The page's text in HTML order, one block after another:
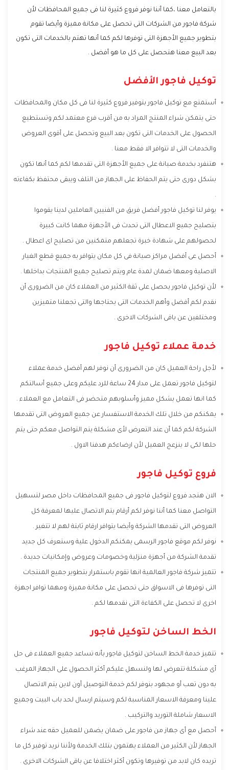
بالتعامل معنا ،كما أننا نوفر فروع كثيرة لنا فى جميع المحافظات لأن
شركة فاجور من الشركات التى تحصل على مكانة مميزة وأيضا تقوم
بتطوير جميع الأجهزة التى توفرها لكم كما أنها تهتم بالخدمات التى تكون
بعد البيع معنا هتحصل على كل ما هو أفضل .
توكيل فاجور الأفضل
أستمتع مع توكيل فاجور بتوفير فروع كثيرة لنا فى كل مكان والمحافظات
حتى يتمكن شراء المنتج المراد به من أقرب فرع معتمد لكم وتستطيع
الحصول على الخدمات التى تكون بعد البيع وتحصل على أقوى العروض
والخدمات التى لا تتوافر الا فقط معنا .
هتنفرد بخدمة صيانة على جميع الأجهزة التى تقدمها لكم كما أنها تكون
بشكل دورى حتى يتم الحفاظ على الجهاز من التلف ويبقى محتفظ بكفاءته
.
يوفر لنا توكيل فاجور أفضل فريق من الفنيين العاملين لدينا يقوموا
بتصليح جميع الاعطال التى تحدث فى الأجهزة مهما كانت كبيرة
لحصولهم على شهادة خبرة تجعلهم متمكنين من تصليح اى اعطال .
أحصل عى أفضل مراكز صيانة فى كل مكان يتوافر به جميع قطع الغيار
الاصلية ومعها ضمان لمدة عام ويتم تصليح جميع المنتجات بداخلها .
لأن توكيل فاجور يحصل على ثقة الكثير من العملاء كان من الضرورى أن
نقدم لكم أفضل وأهم الخدمات التى يحتاجها والتى تجعلنا متميزين
ومختلفين عن باقى الشركات الاخرى .
خدمة عملاء توكيل فاجور
لأجل راحة العميل كان من الضرورى أن نوفر لهم أفضل خدمة عملاء
لتوكيل فاجور تعمل على مدار 24 ساعة للرد عليكم وعلى جميع أسالتكم
كما انها تعمل بشكل مميز وأسلوبهم متحضر فى التعامل مع العملاء .
يمكنكم من خلال تلك الخدمة الاستفسار عن جميع العروض التى تقدمها
الشركة لكم كما أن عند التعرض لأى مشكلة يتم التواصل معكم حتى يتم
حلها لكى لا ينزعج العميل لأن ارضاءكم هدفنا الاول .
فروع توكيل فاجور
الان هتجد فروع لتوكيل فاجور فى جميع المحافظات داخل مصر لتسهيل
التواصل معنا كما أننا نوفر لكم أرقام يتم الاتصال عليها لمعرفة كل
العروض التى تقدمها الشركة وأيضا يتوافر ارقام ثابتة لهم لا تتغير .
نوفر لكم موقع فاجور الرسمى يمكنكم الدخول علية وستعرف كل جديد
تقدمة الشركة من أجهزة منزلية وخصومات وعروض وإمكانيات جديدة .
تتميز شركة فاجور العالمية انها تقوم باستمرار بتطوير جميع المنتجات
التى توفرها فى الاسواق حتى تحصل على مكانة مميزة ومهما توافر اجهزة
اخرى لا تحصل على الكفاءة التى نقدمها لكم .
الخط الساخن لتوكيل فاجور
تتميز خدمة الخط الساخن لتوكيل فاجور بأنه تساعد جميع العملاء فى حل
أى مشكلة تتعرض لها ولنسهل عليكم أكثر الحصول على الجهاز المرغب
به دون تعب أو مجهود بنوفر لكم خدمة التوصيل أون لاين يتم الاتصال
علينا ومعرفة الاسعار المناسبة لكم وسيتم ارسال لحد باب البيت وجميع
الاسعار شاملة التوريد والتركيب .
أحصل مع أى جهاز من فاجور على ضمان يضمن للعميل حقه عند شراء
الجهاز لأن الكثير من العملاء يهتمون بتلك الخدمة ولأننا نريد توفير كل ما
تريده كان لابد من توفيرها وتكون أكثر اختلافا عن باقى الشركات الاخرى .